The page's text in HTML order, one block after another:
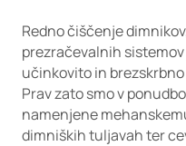
Redno čiščenje
prezračevalnih
učinkovito in
Prav zato smo v
namenjene
dimniških tuljavah ter